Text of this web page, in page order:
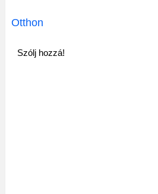
Otthon
Szólj hozzá!